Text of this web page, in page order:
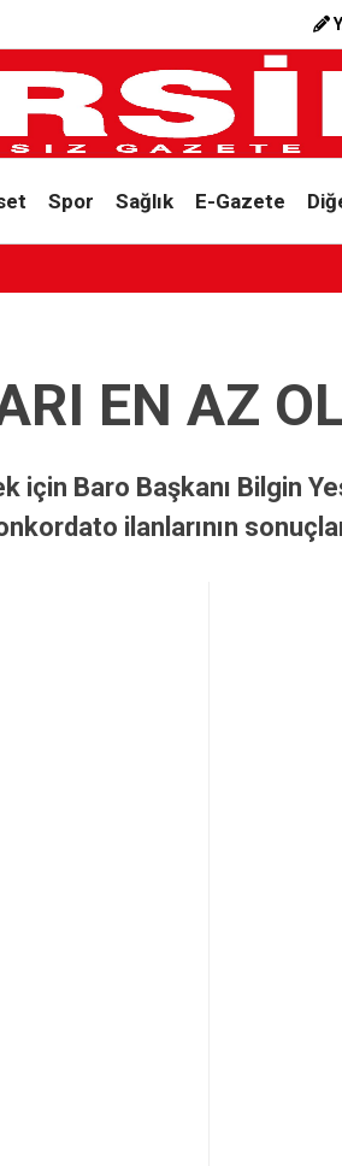
Spor Sağlık E-Gazete
EN AZ
Baro Başkanı Bilgin
ilanlarının